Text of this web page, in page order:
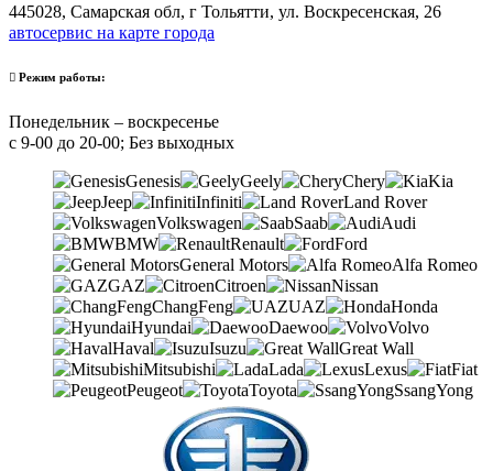
445028, Самарская обл, г Тольятти, ул. Воскресенская, 26
автосервис на карте города
Режим работы:
Понедельник – воскресенье
с 9-00 до 20-00; Без выходных
Genesis Geely Chery
Kia
Jeep
Infiniti
Land Rover
Volkswagen
Saab
Audi
BMW
Renault
Ford
General Motors
Alfa Romeo
GAZ
Citroen
Nissan
ChangFeng
UAZ
Honda
Hyundai
Daewoo
Volvo
Haval
Isuzu
Great Wall
Mitsubishi
Lada Lexus
Fiat
Peugeot
Toyota SsangYong